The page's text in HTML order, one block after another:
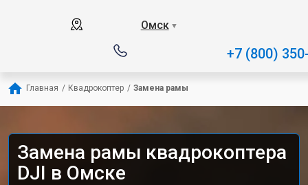
Омск ▼
+7 (800)
Главная / Квадрокоптер / Замена рамы
Замена рамы квадрокоптера
DJI в Омске